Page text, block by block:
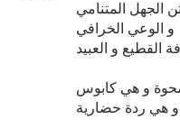
الجهل المتنامي
و الوعي الخرافي
و هي كابوس
و هي ردة حضارية